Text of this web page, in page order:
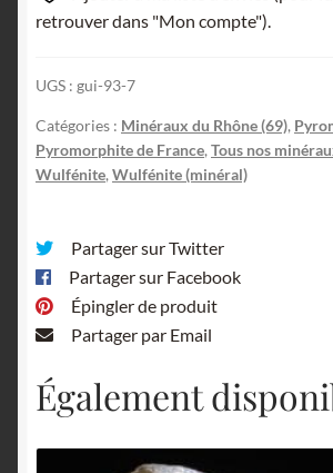
La
Verrière,
Ardillats,
Rhône.
retrouver dans "Mon compte").
UGS : gui-93-7
Catégories : Minéraux du Rhône (69),
Pyromorphite de France, Tous nos
Wulfénite, Wulfénite (minéral)
Partager sur Twitter
Partager sur Facebook
Épingler de produit
Partager par Email
Également